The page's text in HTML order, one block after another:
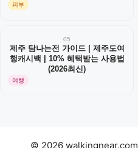
피부
05
제주 탐나는전 가이드 | 제주도여
행캐시백 | 10% 혜택받는 사용법
(2026최신)
여행
© 2026 walkingnear.com